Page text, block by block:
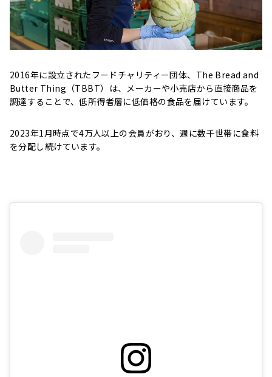
2016年に設立されたフードチャリティー団体、The Bread and
Butter Thing（TBBT）は、メーカーや小売店から直接商品を
調達することで、低所得者層に低価格の食品を届けています。
2023年1月時点で4万人以上の会員がおり、週に数千世帯に食料
を分配し続けています。